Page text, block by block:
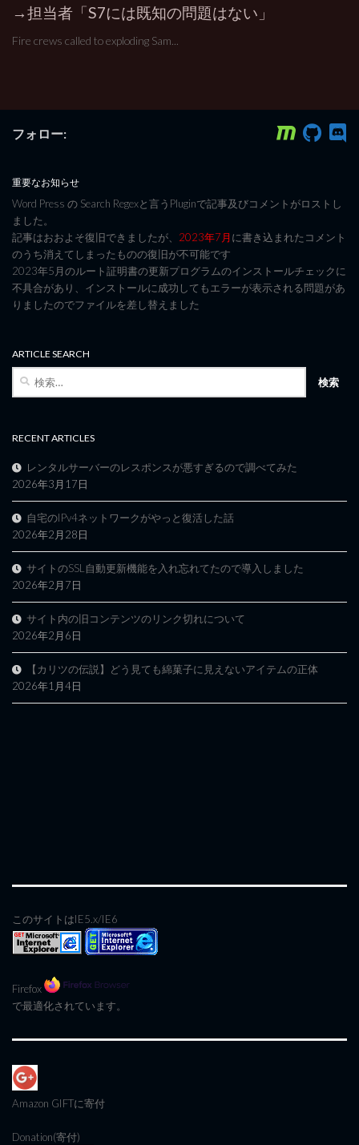
→担当者「S7には既知の問題はない」
Fire crews called to exploding Sam...
フォロー:
重要なお知らせ
Word Press の Search Regexと言うPluginで記事及びコメントがロストし
ました。
記事はおおよそ復旧できましたが、 2023年7月に書き込まれたコメント
のうち消えてしまったものの復旧が不可能です
2023年5月のルート証明書の更新プログラムのインストールチェックに
不具合があり、インストールに成功してもエラーが表示される問題があ
りましたのでファイルを差し替えました
ARTICLE SEARCH
検
RECENT ARTICLES
レンタルサーバーのレスポンスが悪すぎるので調べてみた
2026年3月17日
自宅のIPv4ネットワークがやっと復活した話
2026年2月28日
サイトのSSL自動更新機能を入れ忘れてたので導入しました
2026年2月7日
サイト内の旧コンテンツのリンク切れについて
2026年2月6日
【カリツの伝説】どう見ても綿菓子に見えないアイテムの正体
2026年1月4日
このサイトはIE5.x/IE6
Firefox
で最適化されています。
Amazon GIFTに寄付
Donation(寄付)